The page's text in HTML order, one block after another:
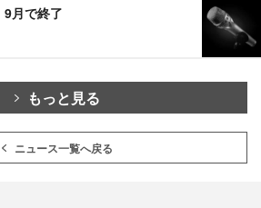
月で終了
もっと見る
ニュース一覧へ戻る